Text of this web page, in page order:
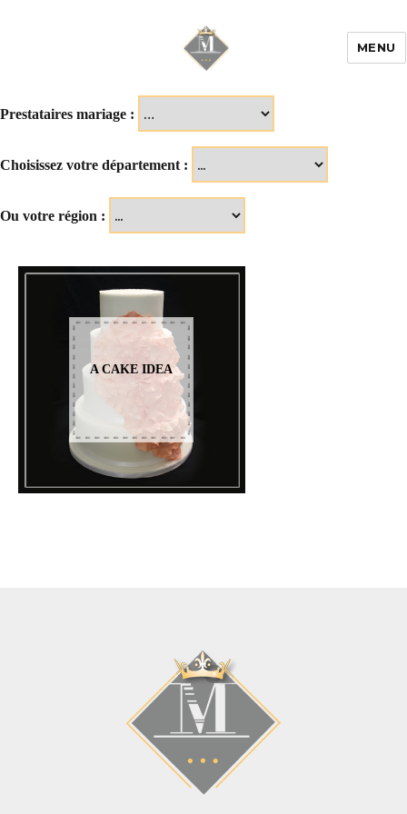
MENU
Prestataires mariage :
Choisissez votre département :
Ou votre région :
A CAKE IDEA